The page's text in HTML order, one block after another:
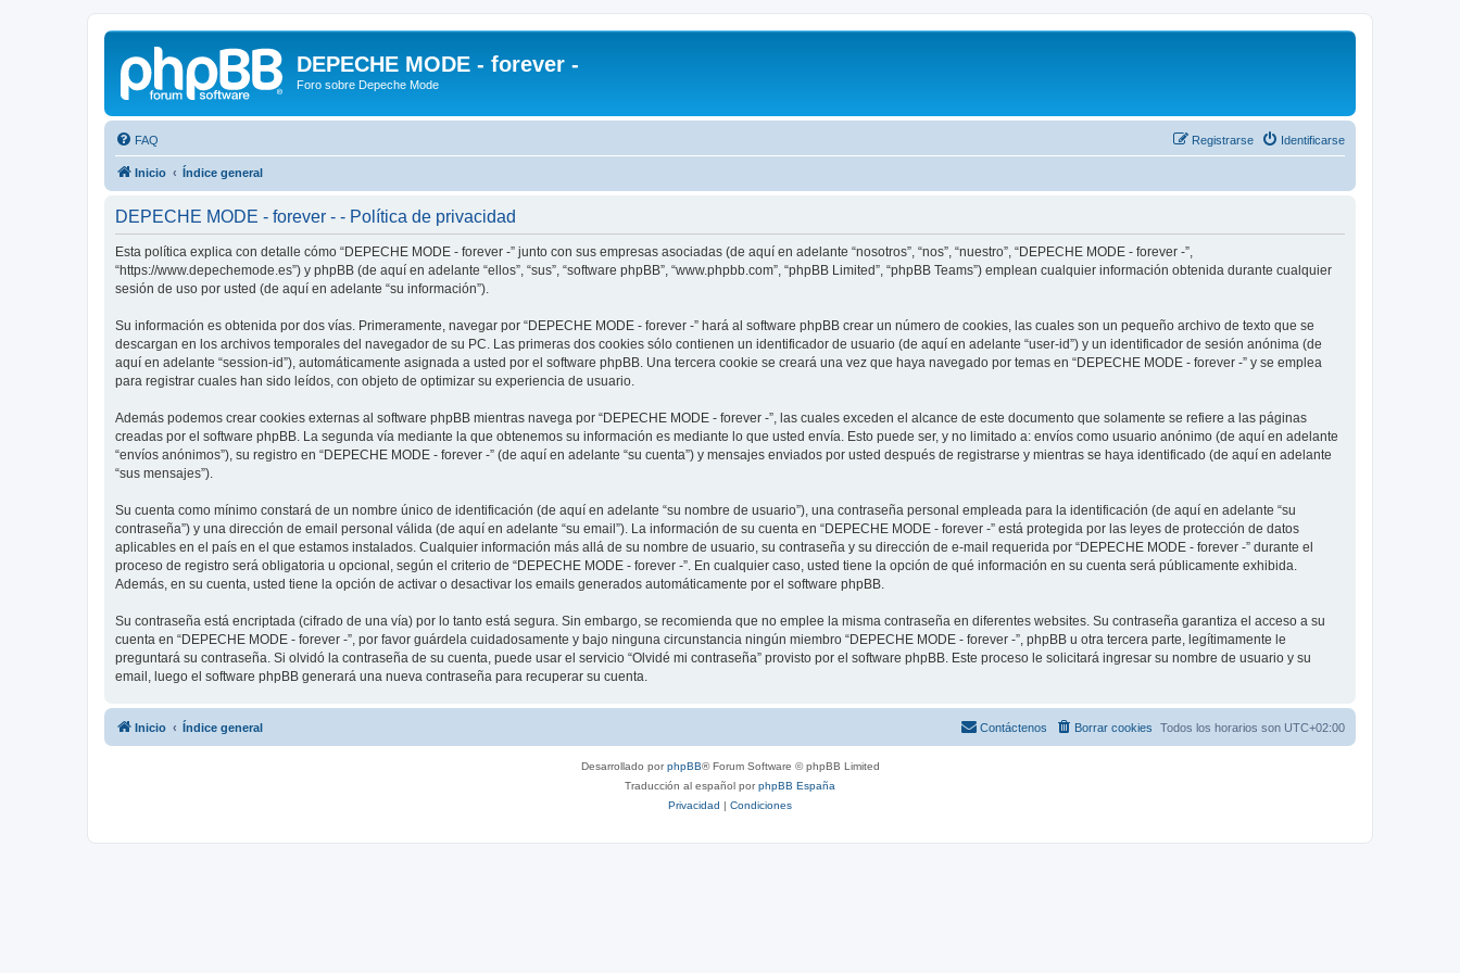
DEPECHE MODE - forever -
Foro sobre Depeche Mode
FAQ Identificarse
Registrarse
Inicio Índice general
DEPECHE MODE - forever - - Política de privacidad
Esta política explica con detalle cómo “DEPECHE MODE - forever -” junto con sus empresas asociadas (de aquí en adelante “nosotros”, “nos”, “nuestro”, “DEPECHE MODE - forever -”,
“https://www.depechemode.es”) y phpBB (de aquí en adelante “ellos”, “sus”, “software phpBB”, “www.phpbb.com”, “phpBB Limited”, “phpBB Teams”) emplean cualquier información obtenida durante cualquier
sesión de uso por usted (de aquí en adelante “su información”).
Su información es obtenida por dos vías. Primeramente, navegar por “DEPECHE MODE - forever -” hará al software phpBB crear un número de cookies, las cuales son un pequeño archivo de texto que se
descargan en los archivos temporales del navegador de su PC. Las primeras dos cookies sólo contienen un identificador de usuario (de aquí en adelante “user-id”) y un identificador de sesión anónima (de
aquí en adelante “session-id”), automáticamente asignada a usted por el software phpBB. Una tercera cookie se creará una vez que haya navegado por temas en “DEPECHE MODE - forever -” y se emplea
para registrar cuales han sido leídos, con objeto de optimizar su experiencia de usuario.
Además podemos crear cookies externas al software phpBB mientras navega por “DEPECHE MODE - forever -”, las cuales exceden el alcance de este documento que solamente se refiere a las páginas
creadas por el software phpBB. La segunda vía mediante la que obtenemos su información es mediante lo que usted envía. Esto puede ser, y no limitado a: envíos como usuario anónimo (de aquí en adelante
“envíos anónimos”), su registro en “DEPECHE MODE - forever -” (de aquí en adelante “su cuenta”) y mensajes enviados por usted después de registrarse y mientras se haya identificado (de aquí en adelante
“sus mensajes”).
Su cuenta como mínimo constará de un nombre único de identificación (de aquí en adelante “su nombre de usuario”), una contraseña personal empleada para la identificación (de aquí en adelante “su
contraseña”) y una dirección de email personal válida (de aquí en adelante “su email”). La información de su cuenta en “DEPECHE MODE - forever -” está protegida por las leyes de protección de datos
aplicables en el país en el que estamos instalados. Cualquier información más allá de su nombre de usuario, su contraseña y su dirección de e-mail requerida por “DEPECHE MODE - forever -” durante el
proceso de registro será obligatoria u opcional, según el criterio de “DEPECHE MODE - forever -”. En cualquier caso, usted tiene la opción de qué información en su cuenta será públicamente exhibida.
Además, en su cuenta, usted tiene la opción de activar o desactivar los emails generados automáticamente por el software phpBB.
Su contraseña está encriptada (cifrado de una vía) por lo tanto está segura. Sin embargo, se recomienda que no emplee la misma contraseña en diferentes websites. Su contraseña garantiza el acceso a su
cuenta en “DEPECHE MODE - forever -”, por favor guárdela cuidadosamente y bajo ninguna circunstancia ningún miembro “DEPECHE MODE - forever -”, phpBB u otra tercera parte, legítimamente le
preguntará su contraseña. Si olvidó la contraseña de su cuenta, puede usar el servicio “Olvidé mi contraseña” provisto por el software phpBB. Este proceso le solicitará ingresar su nombre de usuario y su
email, luego el software phpBB generará una nueva contraseña para recuperar su cuenta.
Inicio Índice general Todos los horarios son UTC+02:00
Borrar cookies
Contáctenos
Desarrollado porphpBB® Forum Software © phpBB Limited
Traducción al español porphpBB España
Privacidad | Condiciones